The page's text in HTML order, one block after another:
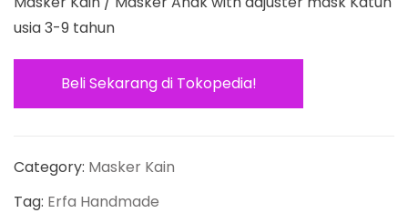
usia 3-9 tahun
Beli Sekarang di Tokopedia!
Category: Masker Kain
Tag: Erfa Handmade